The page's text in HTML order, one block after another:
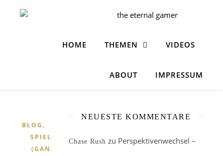
HOME THEMEN VIDEOS
ABOUT IMPRESSUM
BLOG ,
SPIELE
(GANZ
NEUESTE KOMMENTARE
Chase Rush zu Perspektivenwechsel –